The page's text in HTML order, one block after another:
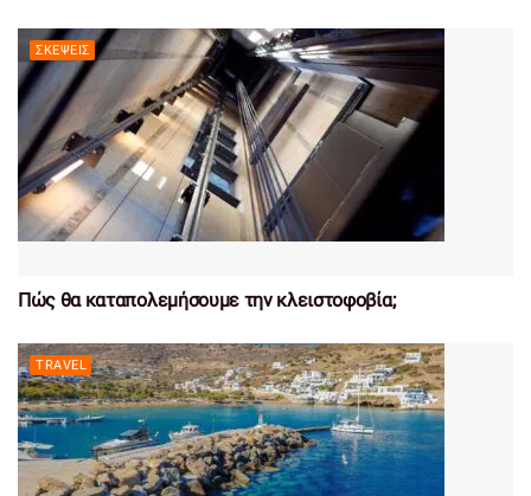
ΣΚΈΨΕΙΣ
Πώς θα καταπολεμήσουμε την κλειστοφοβία;
TRAVEL